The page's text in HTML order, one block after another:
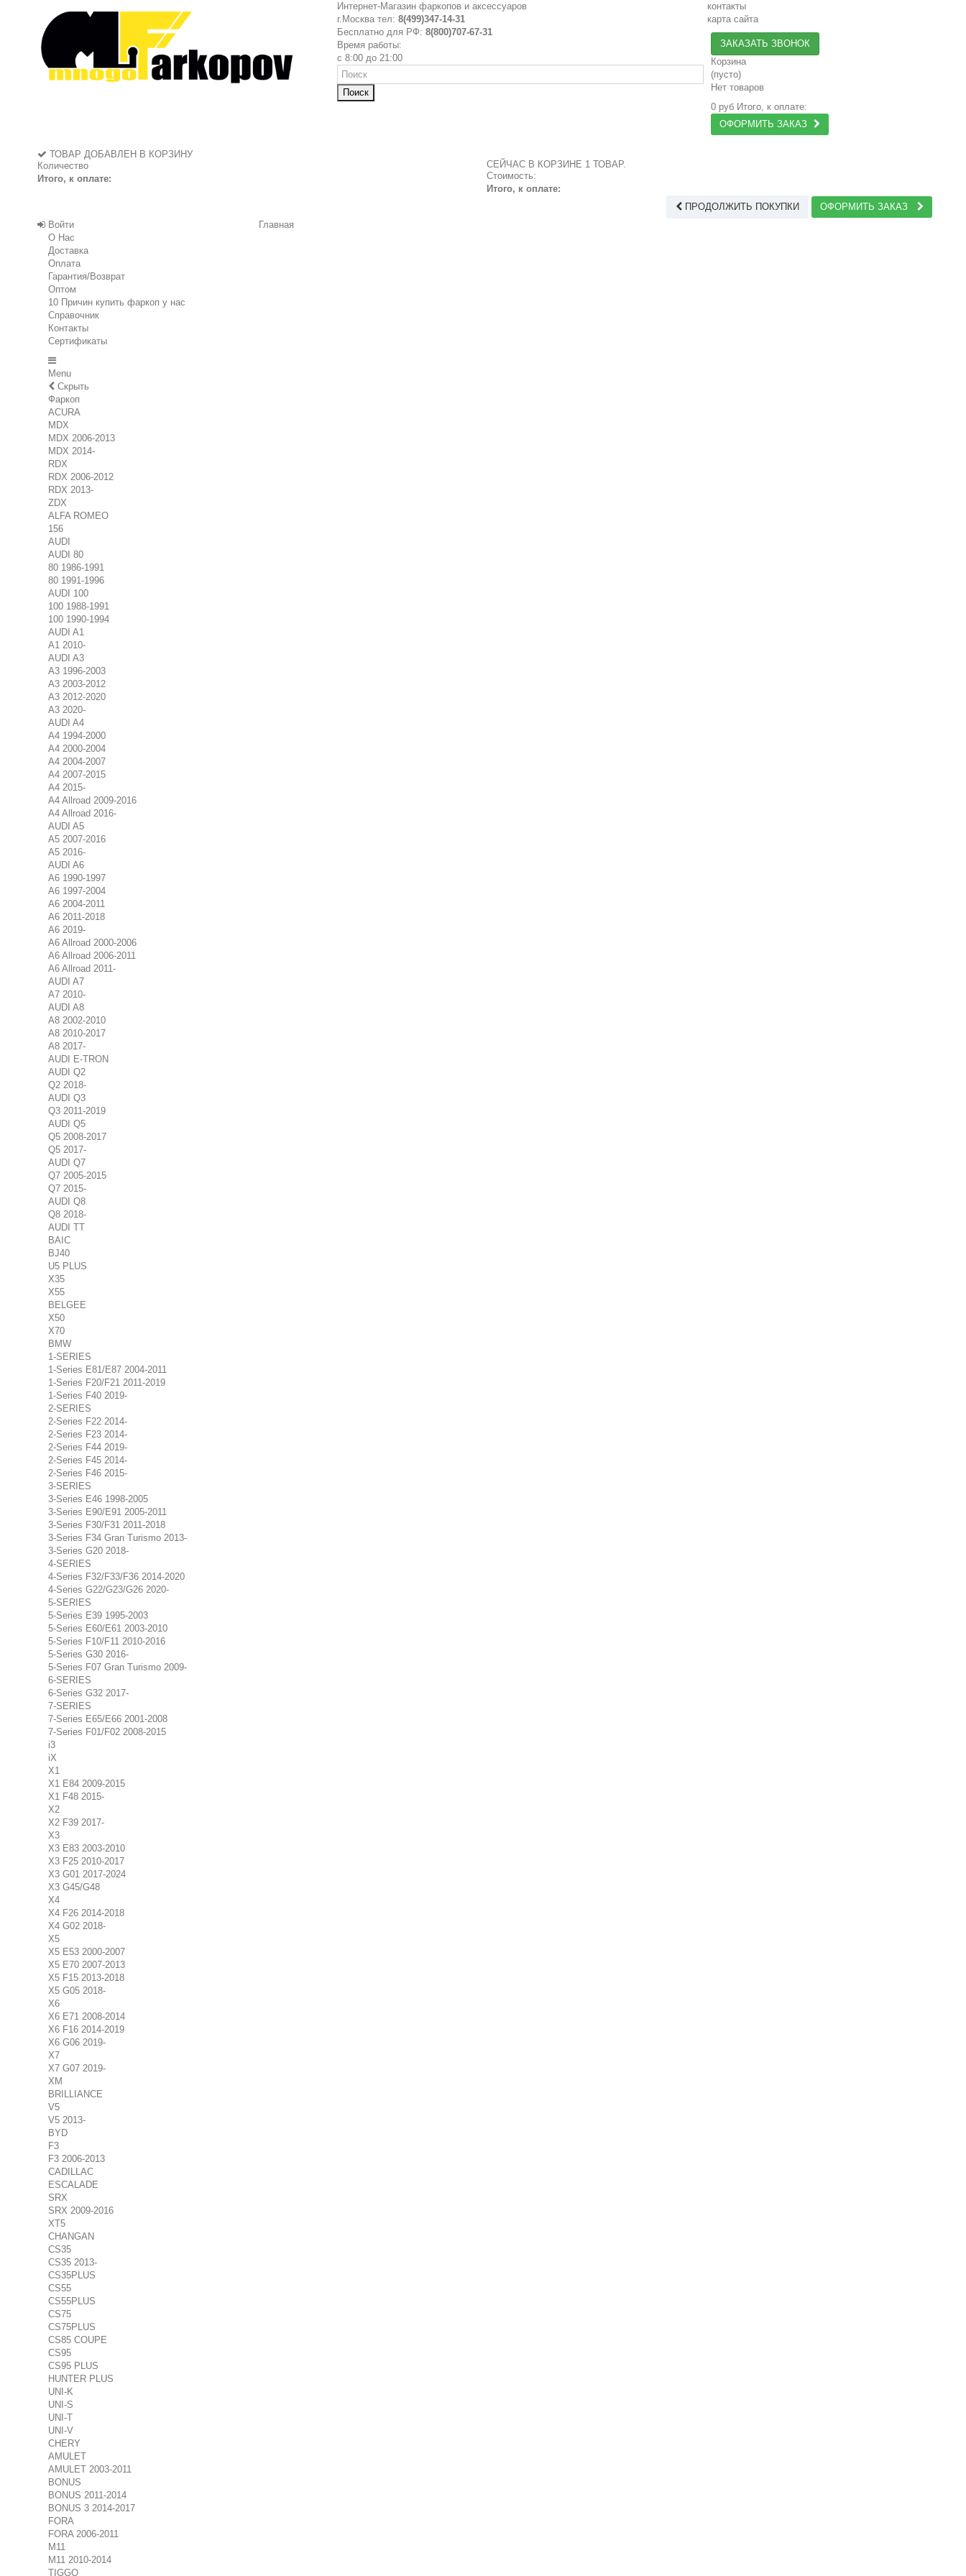
Интернет-Магазин фаркопов и аксессуаров
г.Москва тел: 8(499)347-14-31
Бесплатно для РФ: 8(800)707-67-31
Время работы:
с 8:00 до 21:00
Поиск
контакты
карта сайта
ЗАКАЗАТЬ ЗВОНОК
Корзина
(пусто)
Нет товаров
0 руб Итого, к оплате:
ОФОРМИТЬ ЗАКАЗ
ТОВАР ДОБАВЛЕН В КОРЗИНУ
Количество
Итого, к оплате:
СЕЙЧАС В КОРЗИНЕ 1 ТОВАР.
Стоимость:
Итого, к оплате:
ПРОДОЛЖИТЬ ПОКУПКИ
ОФОРМИТЬ ЗАКАЗ
Войти
Главная
О Нас
Доставка
Оплата
Гарантия/Возврат
Оптом
10 Причин купить фаркоп у нас
Справочник
Контакты
Сертификаты
Menu
Скрыть
Фаркоп
ACURA
MDX
MDX 2006-2013
MDX 2014-
RDX
RDX 2006-2012
RDX 2013-
ZDX
ALFA ROMEO
156
AUDI
AUDI 80
80 1986-1991
80 1991-1996
AUDI 100
100 1988-1991
100 1990-1994
AUDI A1
A1 2010-
AUDI A3
A3 1996-2003
A3 2003-2012
A3 2012-2020
A3 2020-
AUDI A4
A4 1994-2000
A4 2000-2004
A4 2004-2007
A4 2007-2015
A4 2015-
A4 Allroad 2009-2016
A4 Allroad 2016-
AUDI A5
A5 2007-2016
A5 2016-
AUDI A6
A6 1990-1997
A6 1997-2004
A6 2004-2011
A6 2011-2018
A6 2019-
A6 Allroad 2000-2006
A6 Allroad 2006-2011
A6 Allroad 2011-
AUDI A7
A7 2010-
AUDI A8
A8 2002-2010
A8 2010-2017
A8 2017-
AUDI E-TRON
AUDI Q2
Q2 2018-
AUDI Q3
Q3 2011-2019
AUDI Q5
Q5 2008-2017
Q5 2017-
AUDI Q7
Q7 2005-2015
Q7 2015-
AUDI Q8
Q8 2018-
AUDI TT
BAIC
BJ40
U5 PLUS
X35
X55
BELGEE
X50
X70
BMW
1-SERIES
1-Series E81/E87 2004-2011
1-Series F20/F21 2011-2019
1-Series F40 2019-
2-SERIES
2-Series F22 2014-
2-Series F23 2014-
2-Series F44 2019-
2-Series F45 2014-
2-Series F46 2015-
3-SERIES
3-Series E46 1998-2005
3-Series E90/E91 2005-2011
3-Series F30/F31 2011-2018
3-Series F34 Gran Turismo 2013-
3-Series G20 2018-
4-SERIES
4-Series F32/F33/F36 2014-2020
4-Series G22/G23/G26 2020-
5-SERIES
5-Series E39 1995-2003
5-Series E60/E61 2003-2010
5-Series F10/F11 2010-2016
5-Series G30 2016-
5-Series F07 Gran Turismo 2009-
6-SERIES
6-Series G32 2017-
7-SERIES
7-Series E65/E66 2001-2008
7-Series F01/F02 2008-2015
i3
iX
X1
X1 E84 2009-2015
X1 F48 2015-
X2
X2 F39 2017-
X3
X3 E83 2003-2010
X3 F25 2010-2017
X3 G01 2017-2024
X3 G45/G48
X4
X4 F26 2014-2018
X4 G02 2018-
X5
X5 E53 2000-2007
X5 E70 2007-2013
X5 F15 2013-2018
X5 G05 2018-
X6
X6 E71 2008-2014
X6 F16 2014-2019
X6 G06 2019-
X7
X7 G07 2019-
XM
BRILLIANCE
V5
V5 2013-
BYD
F3
F3 2006-2013
CADILLAC
ESCALADE
SRX
SRX 2009-2016
XT5
CHANGAN
CS35
CS35 2013-
CS35PLUS
CS55
CS55PLUS
CS75
CS75PLUS
CS85 COUPE
CS95
CS95 PLUS
HUNTER PLUS
UNI-K
UNI-S
UNI-T
UNI-V
CHERY
AMULET
AMULET 2003-2011
BONUS
BONUS 2011-2014
BONUS 3 2014-2017
FORA
FORA 2006-2011
M11
M11 2010-2014
TIGGO